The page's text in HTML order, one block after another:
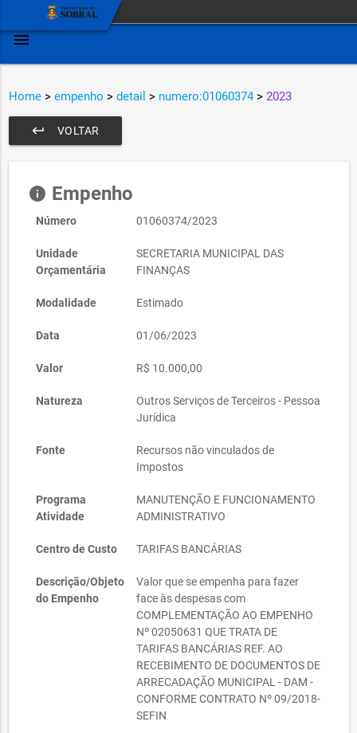
menu
Home > empenho > detail > numero:01060374> 2023
VOLTAR
keyboard_return
info Empenho
Número 01060374/2023
Unidade
Orçamentária
SECRETARIA MUNICIPAL DAS
FINANÇAS
Modalidade Estimado
Data 01/06/2023
Valor R$ 10.000,00
Natureza
Outros Serviços de Terceiros - Pessoa
Jurídica
Fonte
Recursos não vinculados de
Impostos
Programa
Atividade
MANUTENÇÃO E FUNCIONAMENTO
ADMINISTRATIVO
Centro de Custo TARIFAS BANCÁRIAS
Descrição/Objeto
do Empenho
Valor que se empenha para fazer
face às despesas com
COMPLEMENTAÇÃO AO EMPENHO
Nº 02050631 QUE TRATA DE
TARIFAS BANCÁRIAS REF. AO
RECEBIMENTO DE DOCUMENTOS DE
ARRECADAÇÃO MUNICIPAL - DAM -
CONFORME CONTRATO Nº 09/2018-
SEFIN